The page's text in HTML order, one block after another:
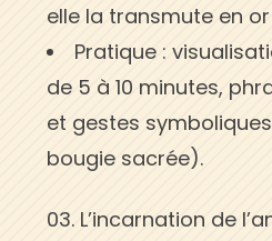
elle la transmute en
Pratique :
de 5 à 10 minutes,
et gestes
bougie sacrée).
L’incarnation de